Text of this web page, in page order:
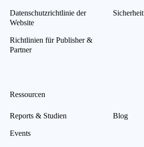
Datenschutzrichtlinie der
Website
Richtlinien für Publisher &
Partner
Sicherheit
Ressourcen
Reports & Studien
Events
Blog